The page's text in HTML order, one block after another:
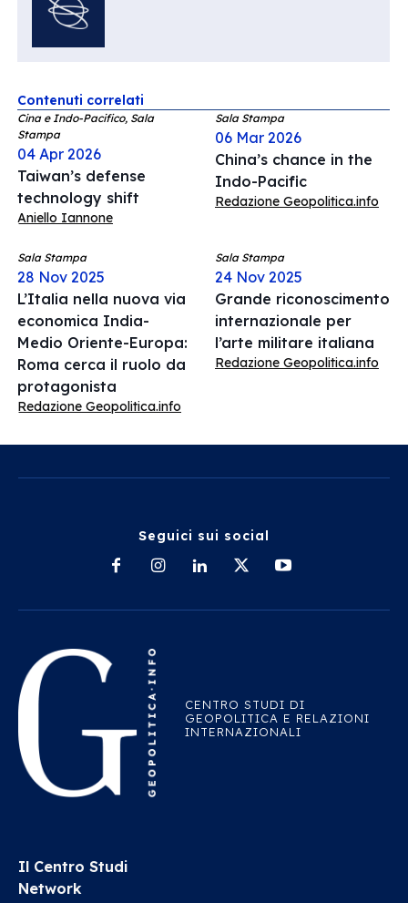
Contenuti correlati
Cina e Indo-Pacifico, Sala
Stampa
04 Apr 2026
Taiwan’s defense
technology shift
Aniello Iannone
Sala Stampa
06 Mar 2026
China’s chance in the
Indo-Pacific
Redazione Geopolitica.info
Sala Stampa
28 Nov 2025
L’Italia nella nuova via
economica India-
Medio Oriente-Europa:
Roma cerca il ruolo da
protagonista
Redazione Geopolitica.info
Sala Stampa
24 Nov 2025
Grande riconoscimento
internazionale per
l’arte militare italiana
Redazione Geopolitica.info
Seguici sui social
CENTRO STUDI DI
GEOPOLITICA E RELAZIONI
INTERNAZIONALI
Il Centro Studi
Network